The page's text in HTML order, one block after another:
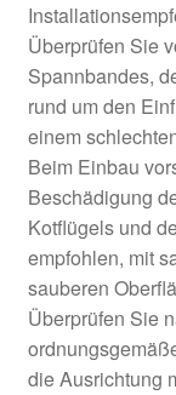
Überprüfen Sie
Spannbandes,
rund um den
einem
Beim Einbau
Beschädigung
Kotflügels und
empfohlen, mit
sauberen
Überprüfen Sie
die Ausrichtung